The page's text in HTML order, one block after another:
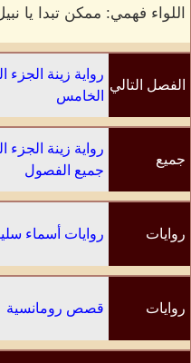
اللواء فهمي: ممكن تبدا يا
الفصل التالي
رواية زينة الجزء
الخامس
جميع
رواية زينة الجزء
جميع الفصول
روايات روايات أسماء
روايات قصص رومانسية